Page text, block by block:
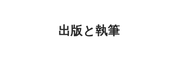
出版と執筆